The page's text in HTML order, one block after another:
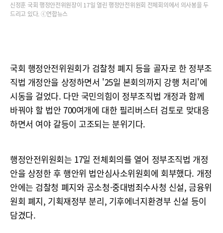
신정훈 국회 행정안전위원장이 17일 열린 행정안전위원회 전체회의에서 의사봉을 두
드리고 있다. ⓒ연합뉴스
국회 행정안전위원회가 검찰청 폐지 등을 골자로 한 정부조
직법 개정안을 상정하면서 '25일 본회의까지 강행 처리'에
시동을 걸었다. 다만 국민의힘이 정부조직법 개정과 함께
바꿔야 할 법안 700여개에 대한 필리버스터 검토로 맞대응
하면서 여야 갈등이 고조되는 분위기다.
행정안전위원회는 17일 전체회의를 열어 정부조직법 개정
안을 상정한 후 행안위 법안심사소위원회에 회부했다. 개정
안에는 검찰청 폐지와 공소청·중대범죄수사청 신설, 금융위
원회 폐지, 기획재정부 분리, 기후에너지환경부 신설 등이
담겼다.